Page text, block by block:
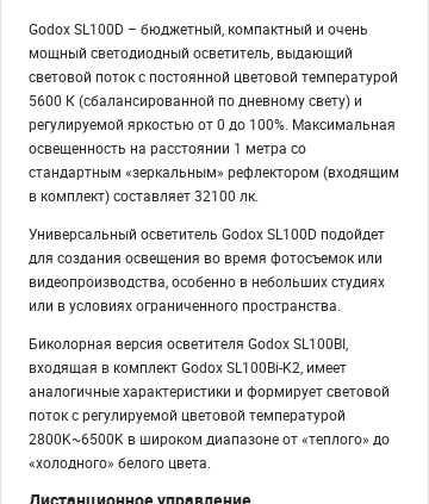
Godox SL100D – бюджетный, компактный и очень
мощный светодиодный осветитель, выдающий
световой поток с постоянной цветовой температурой
5600 К (сбалансированной по дневному свету) и
регулируемой яркостью от 0 до 100%. Максимальная
освещенность на расстоянии 1 метра со
стандартным «зеркальным» рефлектором (входящим
в комплект) составляет 32100 лк.
Универсальный осветитель Godox SL100D подойдет
для создания освещения во время фотосъемок или
видеопроизводства, особенно в небольших студиях
или в условиях ограниченного пространства.
Биколорная версия осветителя Godox SL100BI,
входящая в комплект Godox SL100Bi-K2, имеет
аналогичные характеристики и формирует световой
поток с регулируемой цветовой температурой
2800K~6500K в широком диапазоне от «теплого» до
«холодного» белого цвета.